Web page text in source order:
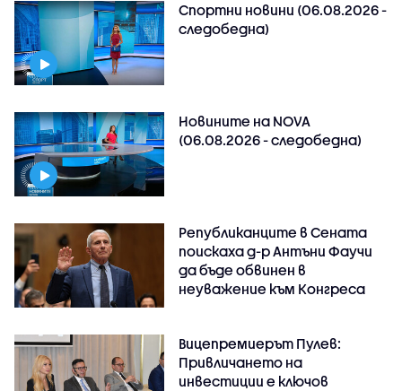
Спортни новини (06.08.2026 -
следобедна)
Новините на NOVA
(06.08.2026 - следобедна)
Републиканците в Сената
поискаха д-р Антъни Фаучи
да бъде обвинен в
неуважение към Конгреса
Вицепремиерът Пулев:
Привличането на
инвестиции е ключов